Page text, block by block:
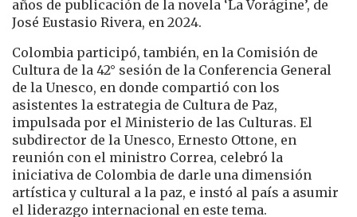
años de publicación de la novela ‘La Vorágine’, de
José Eustasio Rivera, en 2024.
Colombia participó, también, en la Comisión de
Cultura de la 42° sesión de la Conferencia General
de la Unesco, en donde compartió con los
asistentes la estrategia de Cultura de Paz,
impulsada por el Ministerio de las Culturas. El
subdirector de la Unesco, Ernesto Ottone, en
reunión con el ministro Correa, celebró la
iniciativa de Colombia de darle una dimensión
artística y cultural a la paz, e instó al país a asumir
el liderazgo internacional en este tema.